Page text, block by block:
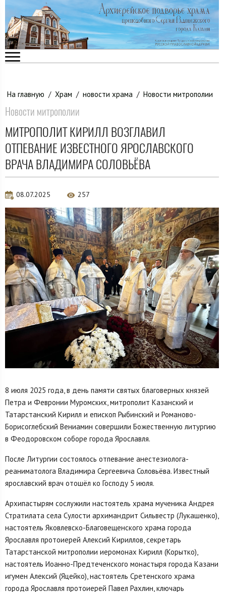
На главную / Храм / новости храма / Новости митрополии
Новости митрополии
МИТРОПОЛИТ КИРИЛЛ ВОЗГЛАВИЛ
ОТПЕВАНИЕ ИЗВЕСТНОГО ЯРОСЛАВСКОГО
ВРАЧА ВЛАДИМИРА СОЛОВЬЁВА
08.07.2025 257
8 июля 2025 года, в день памяти святых благоверных князей
Петра и Февронии Муромских, митрополит Казанский и
Татарстанский Кирилл и епископ Рыбинский и Романово-
Борисоглебский Вениамин совершили Божественную литургию
в Феодоровском соборе города Ярославля.
После Литургии состоялось отпевание анестезиолога-
реаниматолога Владимира Сергеевича Соловьёва. Известный
ярославский врач отошёл ко Господу 5 июля.
Архипастырям сослужили настоятель храма мученика Андрея
Стратилата села Сулости архимандрит Сильвестр (Лукашенко),
настоятель Яковлевско-Благовещенского храма города
Ярославля протоиерей Алексий Кириллов, секретарь
Татарстанской митрополии иеромонах Кирилл (Корытко),
настоятель Иоанно-Предтеченского монастыря города Казани
игумен Алексий (Яцейко), настоятель Сретенского храма
города Ярославля протоиерей Павел Рахлин, ключарь